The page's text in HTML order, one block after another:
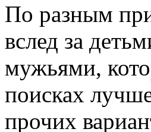
По разным
вслед за
мужьями,
поисках
прочих